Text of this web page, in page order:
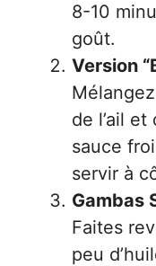
8-10
goût.
Version
de l’ail
sauce
servir à
Gambas
Faites
peu